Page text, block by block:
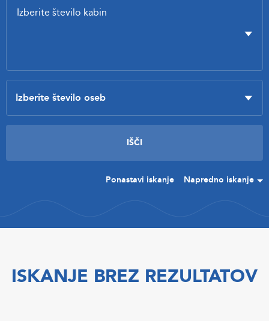
Ponastavi iskanje Napredno iskanje
ISKANJE BREZ REZULTATOV